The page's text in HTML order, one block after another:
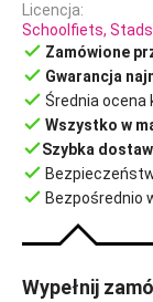
Licencja
Schoolfiets,
done Zamówione
done Gwarancja
done Średnia ocena
done Wszystko w
doneSzybka
done
done Bezpośrednio
Wypełnij